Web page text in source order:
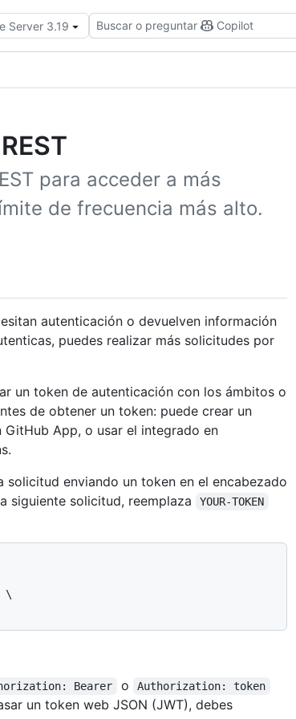
Server 3.19 Buscar o preguntar Copilot
para acceder a más
de frecuencia más alto.
autenticación o devuelven información
puedes realizar más solicitudes por
un token de autenticación con los ámbitos o
de obtener un token: puede crear un
App, o usar el integrado en
solicitud enviando un token en el encabezado
siguiente solicitud, reemplaza YOUR-TOKEN
\
Bearer o Authorization: token
un token web JSON (JWT), debes